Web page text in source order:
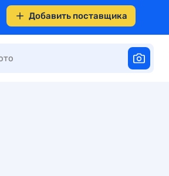
Добавить поставщика